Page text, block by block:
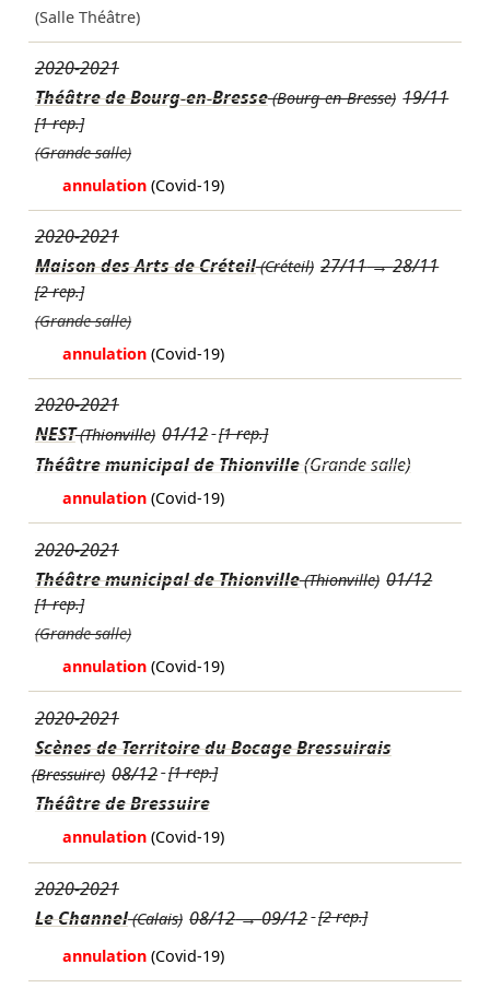
(Salle Théâtre)
2020-2021
Théâtre de Bourg-en-Bresse(Bourg-en-Bresse) 19/11
[1 rep.]
(Grande salle)
annulation (Covid-19)
2020-2021
Maison des Arts de Créteil(Créteil) 27/11→28/11
[2 rep.]
(Grande salle)
annulation (Covid-19)
2020-2021
NEST(Thionville) 01/12 [1 rep.]
Théâtre municipal de Thionville(Grande salle)
annulation (Covid-19)
2020-2021
Théâtre municipal de Thionville(Thionville) 01/12
[1 rep.]
(Grande salle)
annulation (Covid-19)
2020-2021
Scènes de Territoire du Bocage Bressuirais
(Bressuire) 08/12 [1 rep.]
Théâtre de Bressuire
annulation (Covid-19)
2020-2021
Le Channel(Calais) 08/12→09/12 [2 rep.]
annulation (Covid-19)